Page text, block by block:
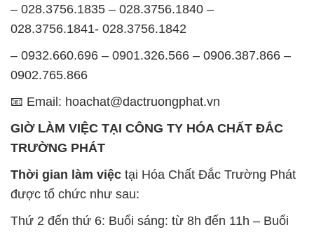
– 028.3756.1835 – 028.3756.1840 –
028.3756.1841- 028.3756.1842
– 0932.660.696 – 0901.326.566 – 0906.387.866 –
0902.765.866
📧 Email: hoachat@dactruongphat.vn
GIỜ LÀM VIỆC TẠI CÔNG TY HÓA CHẤT ĐẮC
TRƯỜNG PHÁT
Thời gian làm việc tại Hóa Chất Đắc Trường Phát
được tổ chức như sau:
Thứ 2 đến thứ 6: Buổi sáng: từ 8h đến 11h – Buổi